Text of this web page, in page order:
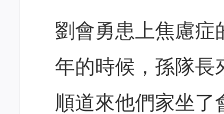
劉會勇患上焦慮症
年的時候，孫隊長
順道來他們家坐了